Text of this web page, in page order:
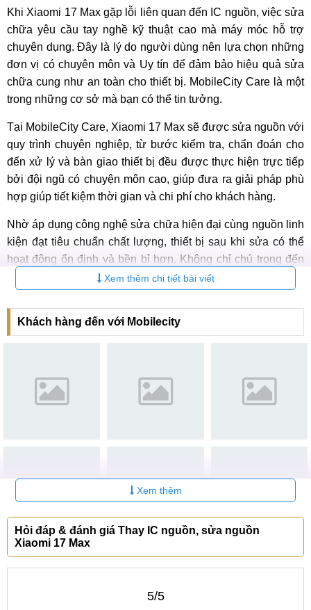
Khi Xiaomi 17 Max gặp lỗi liên quan đến IC nguồn, việc sửa
chữa yêu cầu tay nghề kỹ thuật cao mà máy móc hỗ trợ
chuyên dụng. Đây là lý do người dùng nên lựa chọn những
đơn vị có chuyên môn và Uy tín để đảm bảo hiệu quả sửa
chữa cung như an toàn cho thiết bị. MobileCity Care là một
trong những cơ sở mà bạn có thể tin tưởng.
Tại MobileCity Care, Xiaomi 17 Max sẽ được sửa nguồn với
quy trình chuyên nghiệp, từ bước kiểm tra, chẩn đoán cho
đến xử lý và bàn giao thiết bị đều được thực hiện trực tiếp
bởi đội ngũ có chuyện môn cao, giúp đưa ra giải pháp phù
hợp giúp tiết kiệm thời gian và chi phí cho khách hàng.
Nhờ áp dụng công nghệ sửa chữa hiện đại cùng nguồn linh
kiện đạt tiêu chuẩn chất lượng, thiết bị sau khi sửa có thể
hoạt động ổn định và bền bỉ hơn. Không chỉ chú trọng đến
chất lượng dịch vụ, MobileCity Care còn mang đến chính
sách bảo hành Uy tín, chi phí cạnh tranh và sự hỗ trợ tậntâm
trong suốt quá trình khách hàng sử dụng dịch vụ.
Với các chi nhánh tại Hà Nội, Đà Nẵng và TP.HCM, khách
CN 1:120 Thái Hà, Q. Đống Đa
Hotline:
037.437.9999 - Đường đi: Xem bản đồ
42 Phố Vọng, Hai Bà Trưng
Xem thêm chi tiết bài viết
Khách hàng đến với Mobilecity
Xem thêm
Hỏi đáp & đánh giá Thay IC nguồn, sửa nguồn
Xiaomi 17 Max
5/5